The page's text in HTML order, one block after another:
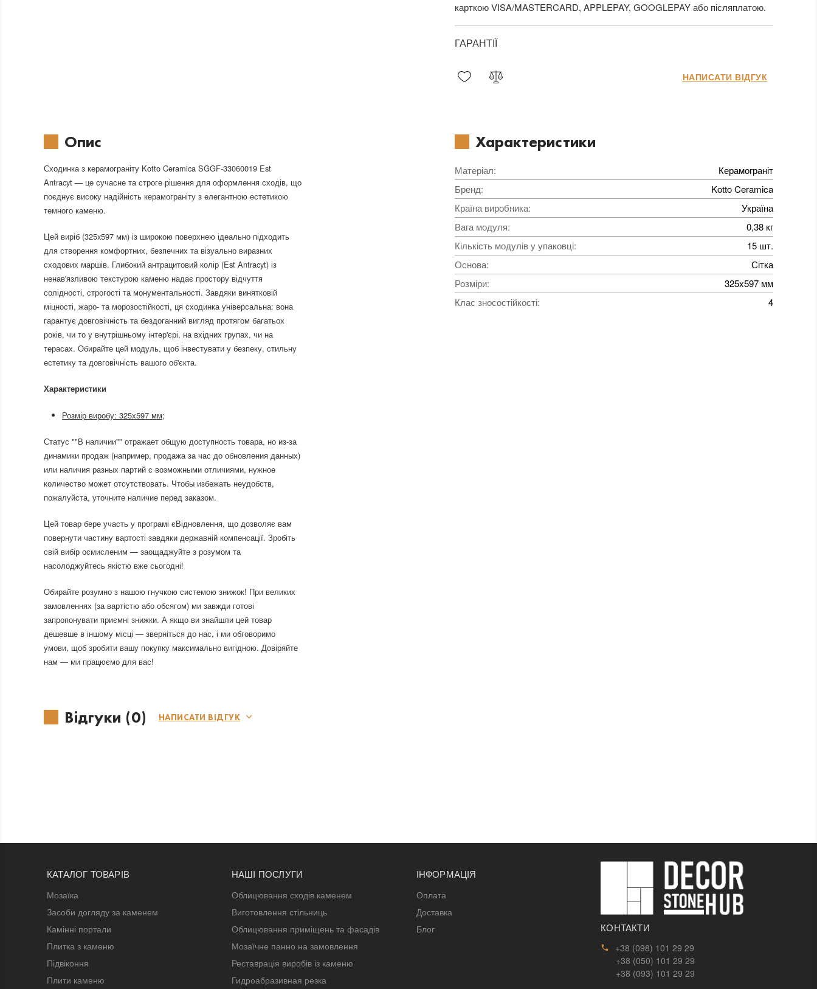
карткою VISA/MASTERCARD, APPLEPAY, GOOGLEPAY або післяплатою.
ГАРАНТІЇ
НАПИСАТИ ВІДГУК
Опис
Сходинка з керамограніту Kotto Ceramica SGGF-33060019 Est
Antracyt — це сучасне та строге рішення для оформлення сходів, що
поєднує високу надійність керамограніту з елегантною естетикою
темного каменю.
Цей виріб (325x597 мм) із широкою поверхнею ідеально підходить
для створення комфортних, безпечних та візуально виразних
сходових маршів. Глибокий антрацитовий колір (Est Antracyt) із
ненав'язливою текстурою каменю надає простору відчуття
солідності, строгості та монументальності. Завдяки винятковій
міцності, жаро- та морозостійкості, ця сходинка універсальна: вона
гарантує довговічність та бездоганний вигляд протягом багатьох
років, чи то у внутрішньому інтер'єрі, на вхідних групах, чи на
терасах. Обирайте цей модуль, щоб інвестувати у безпеку, стильну
естетику та довговічність вашого об'єкта.
Характеристики
Розмір виробу: 325х597 мм;
Статус ""В наличии"" отражает общую доступность товара, но из-за
динамики продаж (например, продажа за час до обновления данных)
или наличия разных партий с возможными отличиями, нужное
количество может отсутствовать. Чтобы избежать неудобств,
пожалуйста, уточните наличие перед заказом.
Цей товар бере участь у програмі єВідновлення, що дозволяє вам
повернути частину вартості завдяки державній компенсації. Зробіть
свій вибір осмисленим — заощаджуйте з розумом та
насолоджуйтесь якістю вже сьогодні!
Обирайте розумно з нашою гнучкою системою знижок! При великих
замовленнях (за вартістю або обсягом) ми завжди готові
запропонувати приємні знижки. А якщо ви знайшли цей товар
дешевше в іншому місці — зверніться до нас, і ми обговоримо
умови, щоб зробити вашу покупку максимально вигідною. Довіряйте
нам — ми працюємо для вас!
Характеристики
Матеріал:
Керамограніт
Бренд:
Kotto Ceramica
Країна виробника:
Україна
Вага модуля:
0,38 кг
Кількість модулів у упаковці:
15 шт.
Основа:
Сітка
Розміри:
325x597 мм
Клас зносостійкості: 4
Відгуки (0) НАПИСАТИ ВІДГУК
КАТАЛОГ ТОВАРІВ
Мозаїка
Засоби догляду за каменем
Камінні портали
Плитка з каменю
Підвіконня
Плити каменю
НАШІ ПОСЛУГИ
Облицювання сходів каменем
Виготовлення стільниць
Облицювання приміщень та фасадів
Мозаїчне панно на замовлення
Реставрація виробів із каменю
Гидроабразивная резка
ІНФОРМАЦІЯ
Оплата
Доставка
Блог
КОНТАКТИ
+38 (098) 101 29 29
+38 (050) 101 29 29
+38 (093) 101 29 29